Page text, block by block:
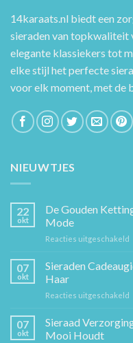
14karaats.nl biedt een
sieraden van topkwaliteit
elegante klassiekers tot
elke stijl het perfecte
voor elk moment, met de
NIEUWTJES
22
okt
De Gouden
Mode
Reacties uitgeschakeld
07
okt
Sieraden
Haar
Reacties uitgeschakeld
07
okt
Sieraad
Mooi Houdt